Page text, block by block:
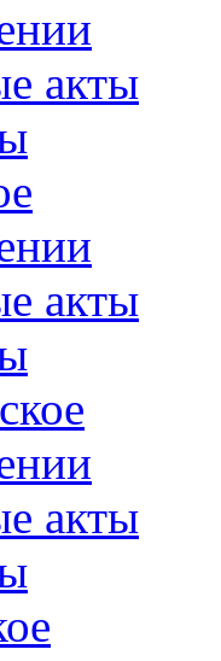
акты
акты
акты